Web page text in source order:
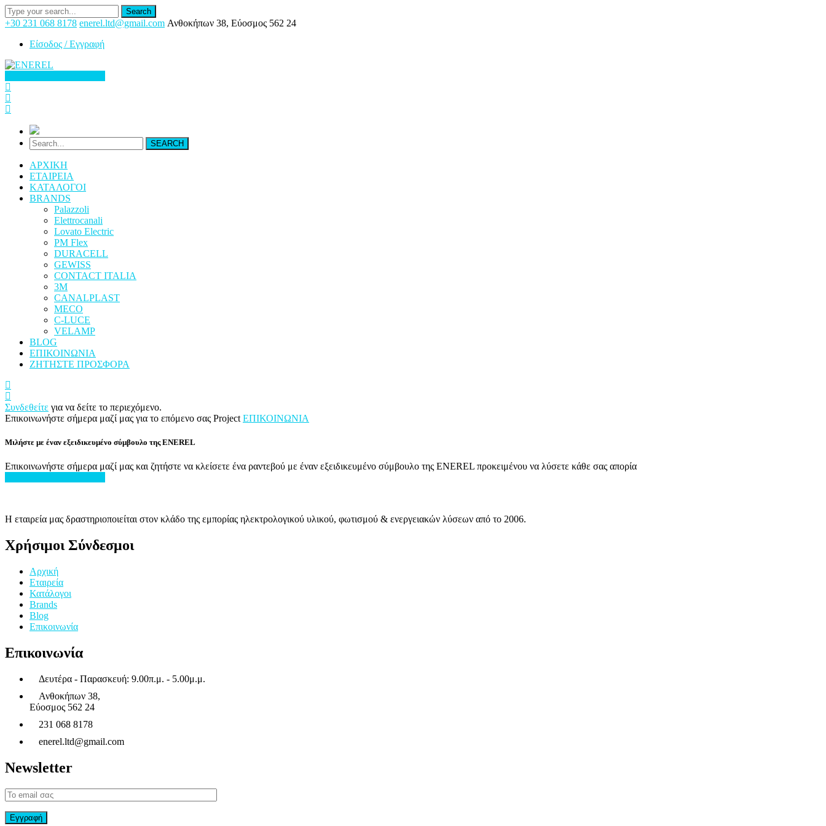
Search
+30 231 068 8178 enerel.ltd@gmail.com Ανθοκήπων 38, Εύοσμος 562 24
Είσοδος / Εγγραφή
Facebook
Twitter
LinkedIn
Instagram
SEARCH
ΑΡΧΙΚΗ
ΕΤΑΙΡΕΙΑ
ΚΑΤΑΛΟΓΟΙ
BRANDS
Palazzoli
Elettrocanali
Lovato Electric
PM Flex
DURACELL
GEWISS
CONTACT ITALIA
3M
CANALPLAST
MECO
C-LUCE
VELAMP
BLOG
ΕΠΙΚΟΙΝΩΝΙΑ
ΖΗΤΗΣΤΕ ΠΡΟΣΦΟΡΑ
Συνδεθείτε για να δείτε το περιεχόμενο.
Επικοινωνήστε σήμερα μαζί μας για το επόμενο σας Project ΕΠΙΚΟΙΝΩΝΙΑ
Μιλήστε με έναν εξειδικευμένο σύμβουλο της ENEREL
Επικοινωνήστε σήμερα μαζί μας και ζητήστε να κλείσετε ένα ραντεβού με έναν εξειδικευμένο σύμβουλο της ENEREL προκειμένου να λύσετε κάθε σας απορία
H εταιρεία μας δραστηριοποιείται στον κλάδο της εμπορίας ηλεκτρολογικού υλικού, φωτισμού & ενεργειακών λύσεων από το 2006.
Χρήσιμοι Σύνδεσμοι
Αρχική
Εταιρεία
Κατάλογοι
Brands
Blog
Επικοινωνία
Επικοινωνία
Δευτέρα - Παρασκευή: 9.00π.μ. - 5.00μ.μ.
Ανθοκήπων 38,
Εύοσμος 562 24
231 068 8178
enerel.ltd@gmail.com
Newsletter